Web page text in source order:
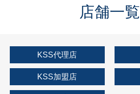
店舗一覧
KSS代理店
KSS加盟店